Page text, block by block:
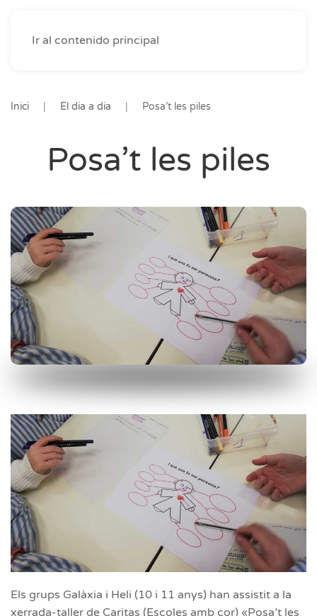
Ir al contenido principal
Inici El dia a dia Posa’t les piles
Posa’t les piles
Els grups Galàxia i Heli (10 i 11 anys) han assistit a la
xerrada-taller de Caritas (Escoles amb cor) «Posa’t les